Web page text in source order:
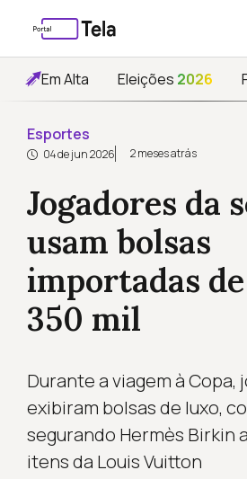
Em Alta Eleições 2026
Esportes
04 de jun 2026 2 meses atrás
Jogadores da
usam bolsas
importadas
350 mil
Durante a viagem à Copa,
exibiram bolsas de luxo,
segurando Hermès Birkin
itens da Louis Vuitton